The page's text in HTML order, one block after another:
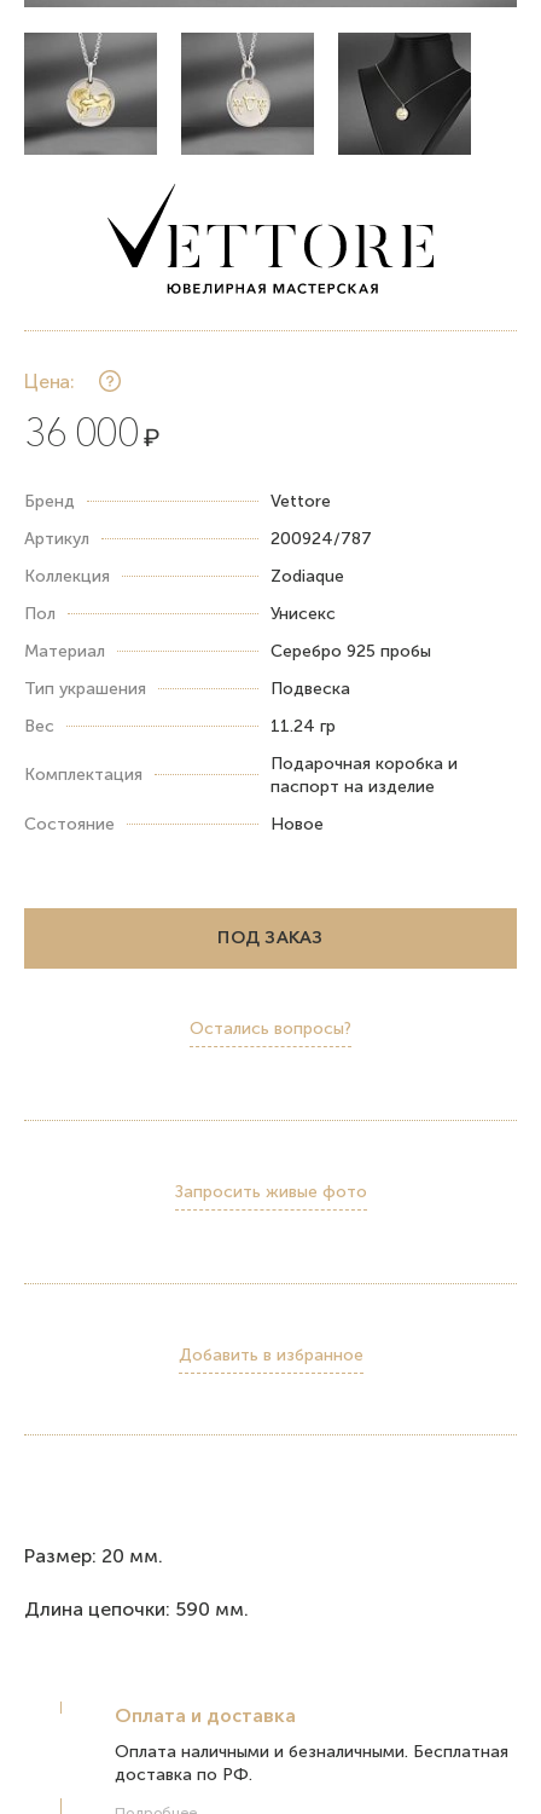
Цена:
36 000 ₽
Бренд
Vettore
Артикул
200924/787
Коллекция
Zodiaque
Пол
Унисекс
Материал
Серебро 925 пробы
Тип украшения
Подвеска
Вес
11.24 гр
Комплектация
Подарочная коробка и
паспорт на изделие
Состояние
Новое
ПОД ЗАКАЗ
Остались вопросы?
Запросить живые фото
Добавить в избранное
Размер: 20 мм.
Длина цепочки: 590 мм.
Оплата и доставка
Оплата наличными и безналичными. Бесплатная
доставка по РФ.